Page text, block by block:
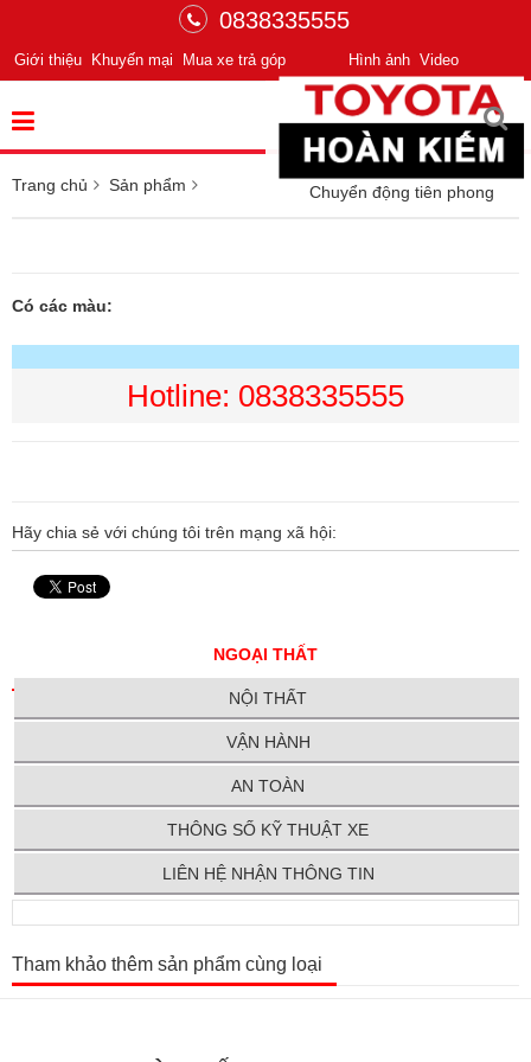
0838335555
Hình ảnh Video
Giới thiệu Khuyến mại Mua xe trả góp
Chuyển động tiên phong
Trang chủ Sản phẩm
Có các màu:
Hotline: 0838335555
Hãy chia sẻ với chúng tôi trên mạng xã hội:
NGOẠI THẤT
NỘI THẤT
VẬN HÀNH
AN TOÀN
THÔNG SỐ KỸ THUẬT XE
LIÊN HỆ NHẬN THÔNG TIN
Tham khảo thêm sản phẩm cùng loại